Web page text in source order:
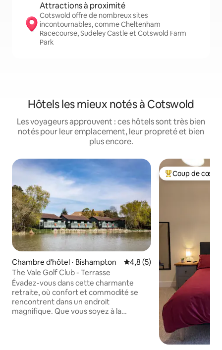
Attractions à proximité
Cotswold offre de nombreux sites
incontournables, comme Cheltenham
Racecourse, Sudeley Castle et Cotswold Farm
Park
Hôtels les mieux notés à Cotswold
Les voyageurs approuvent : ces hôtels sont très bien
notés pour leur emplacement, leur propreté et bien
plus encore.
Chambre d'hôtel ⋅ Bishampton Évaluation moyenne sur la
4,8 (5)
The Vale Golf Club - Terrasse
Évadez-vous dans cette charmante
retraite, où confort et commodité se
rencontrent dans un endroit
magnifique. Que vous soyez à la
Coups de cœur
Coup de cœur